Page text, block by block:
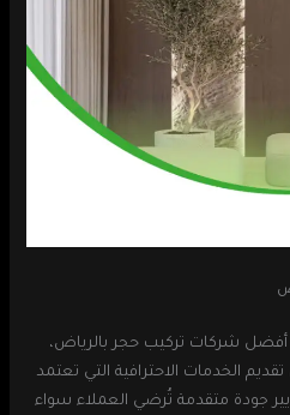
شركات تركيب حجر بالرياض،
الخدمات الاحترافية التي تعتمد
جودة متقدمة تُرضي العملاء سواء